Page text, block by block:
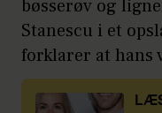
bøsserøv og
Stanescu i et
forklarer at hans